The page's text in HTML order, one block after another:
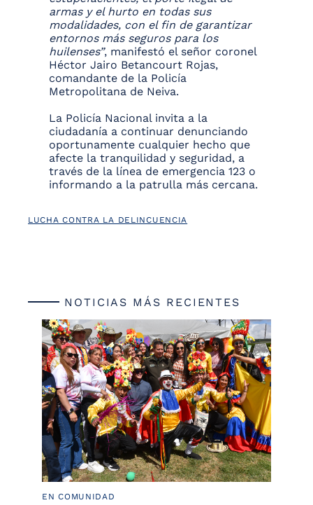
armas y el hurto en todas sus
modalidades, con el fin de garantizar
entornos más seguros para los
huilenses”, manifestó el señor coronel
Héctor Jairo Betancourt Rojas,
comandante de la Policía
Metropolitana de Neiva.
La Policía Nacional invita a la
ciudadanía a continuar denunciando
oportunamente cualquier hecho que
afecte la tranquilidad y seguridad, a
través de la línea de emergencia 123 o
informando a la patrulla más cercana.
LUCHA CONTRA LA DELINCUENCIA
NOTICIAS MÁS RECIENTES
EN COMUNIDAD